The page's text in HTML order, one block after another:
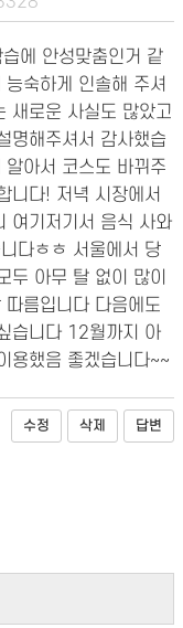
에 안성맞춤인거 같
숙하게 인솔해 주셔
새로운 사실도 많았고
명해주셔서 감사했습
아서 코스도 바뀌주
니다! 저녁 시장에서
여기저기서 음식 사와
다ㅎㅎ 서울에서 당
두 아무 탈 없이 많이
름입니다 다음에도
습니다 12월까지 아
용했음 좋겠습니다~~
수정 삭제 답변